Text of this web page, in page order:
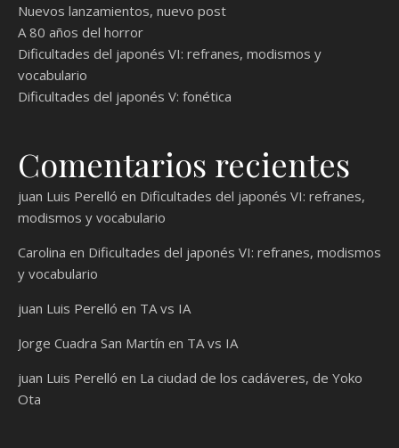
Nuevos lanzamientos, nuevo post
A 80 años del horror
Dificultades del japonés VI: refranes, modismos y
vocabulario
Dificultades del japonés V: fonética
Comentarios recientes
juan Luis Perelló en Dificultades del japonés VI: refranes,
modismos y vocabulario
Carolina en Dificultades del japonés VI: refranes, modismos
y vocabulario
juan Luis Perelló en TA vs IA
Jorge Cuadra San Martín en TA vs IA
juan Luis Perelló en La ciudad de los cadáveres, de Yoko
Ota